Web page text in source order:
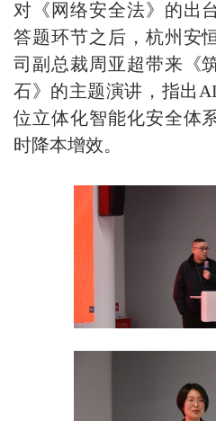
对《网络安全法》的出
答题环节之后，杭州安
司副总裁周亚超带来《
石》的主题演讲， 指出
位立体化智能化安全体
时降本增效。